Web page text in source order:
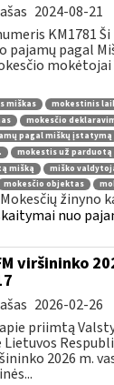
2024-08-21
KM1781
pajamų pagal
miškas
mokestinis
mokesčio
pagal miškų įstatymą
mokestis už parduotą
mišką
miško
mokesčio objektas
Mokesčių žinyno
nuo
viršininko
2026-02-26
priimtą
2026 m.